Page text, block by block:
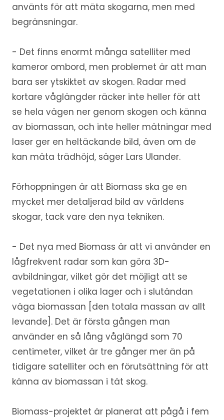
använts för att mäta skogarna, men med
begränsningar.
- Det finns enormt många satelliter med
kameror ombord, men problemet är att man
bara ser ytskiktet av skogen. Radar med
kortare våglängder räcker inte heller för att
se hela vägen ner genom skogen och känna
av biomassan, och inte heller mätningar med
laser ger en heltäckande bild, även om de
kan mäta trädhöjd, säger Lars Ulander.
Förhoppningen är att Biomass ska ge en
mycket mer detaljerad bild av världens
skogar, tack vare den nya tekniken.
- Det nya med Biomass är att vi använder en
lågfrekvent radar som kan göra 3D-
avbildningar, vilket gör det möjligt att se
vegetationen i olika lager och i slutändan
väga biomassan [den totala massan av allt
levande]. Det är första gången man
använder en så lång våglängd som 70
centimeter, vilket är tre gånger mer än på
tidigare satelliter och en förutsättning för att
känna av biomassan i tät skog.
Biomass-projektet är planerat att pågå i fem